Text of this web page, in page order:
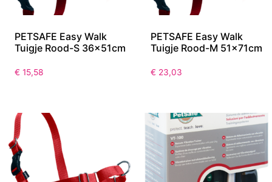
PETSAFE Easy Walk
Tuigje Rood-S 36x51cm
€ 15,58
PETSAFE Easy Walk
Tuigje Rood-M 51x71cm
€ 23,03